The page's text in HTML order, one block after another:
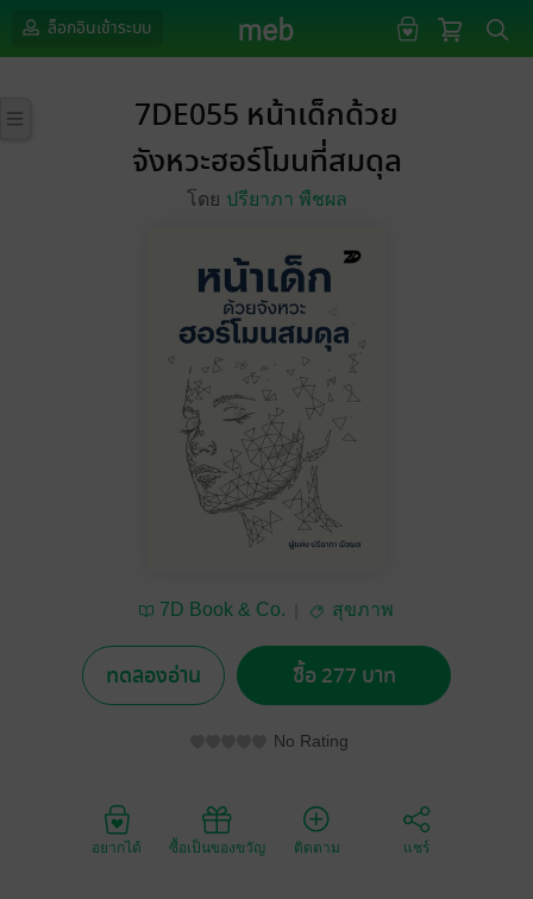
ล็อกอินเข้าระบบ
7DE055 หน้าเด็กด้วย
จังหวะฮอร์โมนที่สมดุล
โดย ปรียาภา พืชผล
7D Book & Co. สุขภาพ
ทดลองอ่าน ซื้อ 277 บาท
No Rating
อยากได้ ซื้อเป็นของขวัญ ติดตาม แชร์